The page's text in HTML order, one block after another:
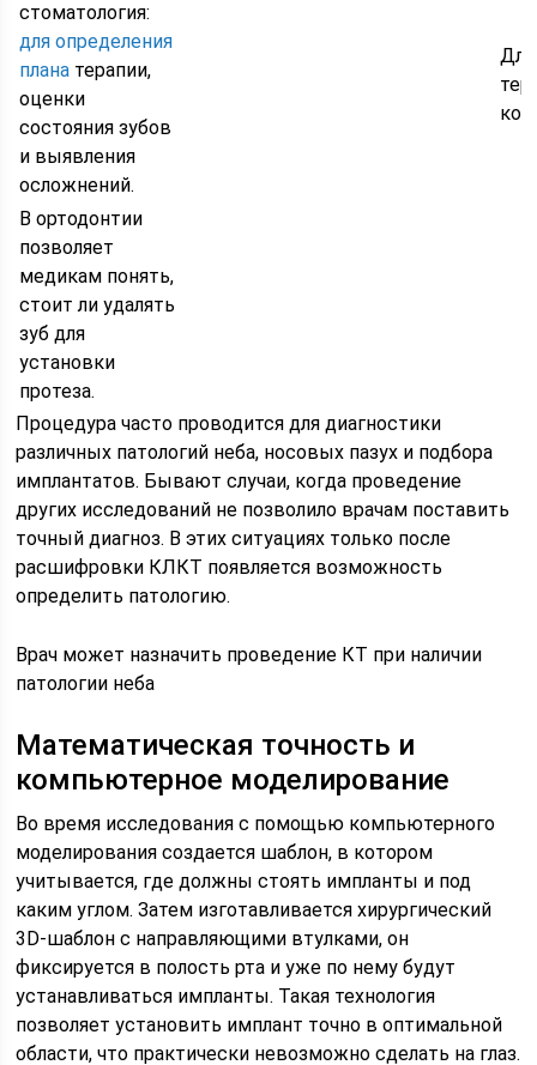
стоматология:
для определения
плана терапии,
оценки
состояния зубов
и выявления
осложнений.
Для
В ортодонтии
позволяет
медикам понять,
стоит ли удалять
зуб для
установки
протеза.
Процедура часто проводится для диагностики
различных патологий неба, носовых пазух и подбора
имплантатов. Бывают случаи, когда проведение
других исследований не позволило врачам поставить
точный диагноз. В этих ситуациях только после
расшифровки КЛКТ появляется возможность
определить патологию.
Врач может назначить проведение КТ при наличии
патологии неба
Математическая точность и
компьютерное моделирование
Во время исследования с помощью компьютерного
моделирования создается шаблон, в котором
учитывается, где должны стоять импланты и под
каким углом. Затем изготавливается хирургический
3D-шаблон с направляющими втулками, он
фиксируется в полость рта и уже по нему будут
устанавливаться импланты. Такая технология
позволяет установить имплант точно в оптимальной
области, что практически невозможно сделать на глаз.